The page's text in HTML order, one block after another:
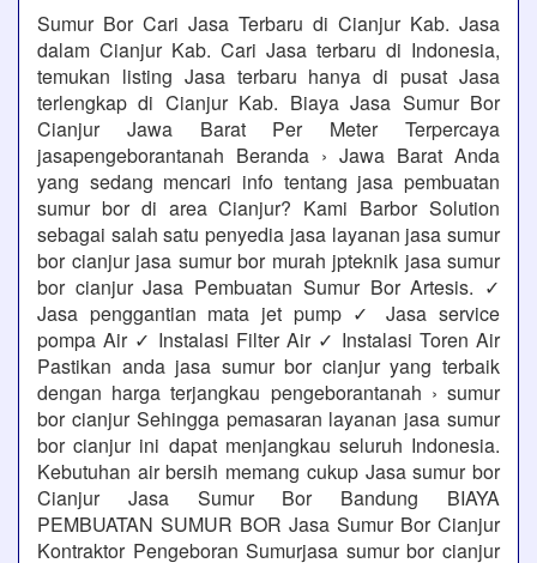
Sumur Bor Cari Jasa Terbaru di Cianjur Kab. Jasa
dalam Cianjur Kab. Cari Jasa terbaru di Indonesia,
temukan listing Jasa terbaru hanya di pusat Jasa
terlengkap di Cianjur Kab. Biaya Jasa Sumur Bor
Cianjur Jawa Barat Per Meter Terpercaya
jasapengeborantanah Beranda › Jawa Barat Anda
yang sedang mencari info tentang jasa pembuatan
sumur bor di area Cianjur? Kami Barbor Solution
sebagai salah satu penyedia jasa layanan jasa sumur
bor cianjur jasa sumur bor murah jpteknik jasa sumur
bor cianjur Jasa Pembuatan Sumur Bor Artesis. ✓
Jasa penggantian mata jet pump ✓ Jasa service
pompa Air ✓ Instalasi Filter Air ✓ Instalasi Toren Air
Pastikan anda jasa sumur bor cianjur yang terbaik
dengan harga terjangkau pengeborantanah › sumur
bor cianjur Sehingga pemasaran layanan jasa sumur
bor cianjur ini dapat menjangkau seluruh Indonesia.
Kebutuhan air bersih memang cukup Jasa sumur bor
Cianjur Jasa Sumur Bor Bandung BIAYA
PEMBUATAN SUMUR BOR Jasa Sumur Bor Cianjur
Kontraktor Pengeboran Sumurjasa sumur bor cianjur